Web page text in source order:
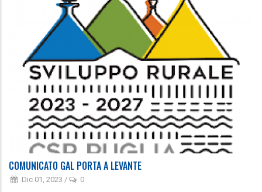
COMUNICATO GAL PORTA A LEVANTE
Dic 01, 2023 / 0